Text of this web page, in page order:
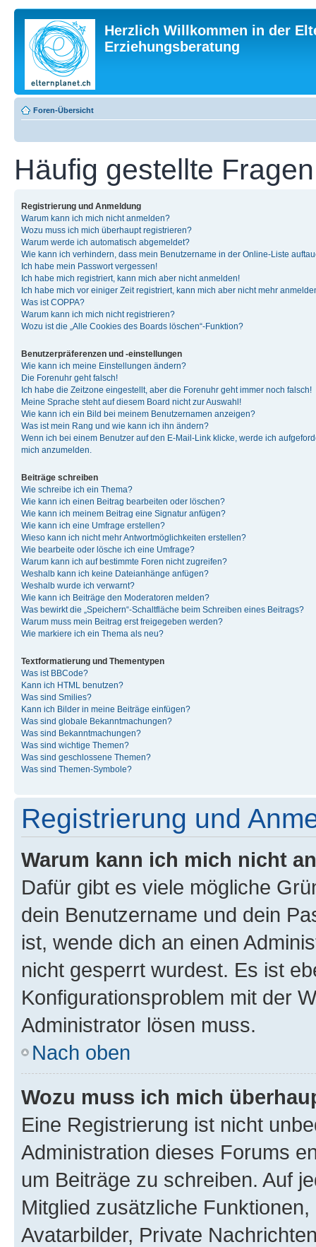
Herzlich Willkommen in der
Erziehungsberatung
Foren-Übersicht
Häufig gestellte Fragen
Registrierung und Anmeldung
Warum kann ich mich nicht anmelden?
Wozu muss ich mich überhaupt registrieren?
Warum werde ich automatisch abgemeldet?
Wie kann ich verhindern, dass mein Benutzername in der Online-Liste
Ich habe mein Passwort vergessen!
Ich habe mich registriert, kann mich aber nicht anmelden!
Ich habe mich vor einiger Zeit registriert, kann mich aber nicht mehr
Was ist COPPA?
Warum kann ich mich nicht registrieren?
Wozu ist die „Alle Cookies des Boards löschen“-Funktion?
Benutzerpräferenzen und -einstellungen
Wie kann ich meine Einstellungen ändern?
Die Forenuhr geht falsch!
Ich habe die Zeitzone eingestellt, aber die Forenuhr geht immer noch falsch!
Meine Sprache steht auf diesem Board nicht zur Auswahl!
Wie kann ich ein Bild bei meinem Benutzernamen anzeigen?
Was ist mein Rang und wie kann ich ihn ändern?
Wenn ich bei einem Benutzer auf den E-Mail-Link klicke, werde ich
mich anzumelden.
Beiträge schreiben
Wie schreibe ich ein Thema?
Wie kann ich einen Beitrag bearbeiten oder löschen?
Wie kann ich meinem Beitrag eine Signatur anfügen?
Wie kann ich eine Umfrage erstellen?
Wieso kann ich nicht mehr Antwortmöglichkeiten erstellen?
Wie bearbeite oder lösche ich eine Umfrage?
Warum kann ich auf bestimmte Foren nicht zugreifen?
Weshalb kann ich keine Dateianhänge anfügen?
Weshalb wurde ich verwarnt?
Wie kann ich Beiträge den Moderatoren melden?
Was bewirkt die „Speichern“-Schaltfläche beim Schreiben eines Beitrags?
Warum muss mein Beitrag erst freigegeben werden?
Wie markiere ich ein Thema als neu?
Textformatierung und Thementypen
Was ist BBCode?
Kann ich HTML benutzen?
Was sind Smilies?
Kann ich Bilder in meine Beiträge einfügen?
Was sind globale Bekanntmachungen?
Was sind Bekanntmachungen?
Was sind wichtige Themen?
Was sind geschlossene Themen?
Was sind Themen-Symbole?
Registrierung und
Warum kann ich mich nicht
Dafür gibt es viele mögliche
dein Benutzername und dein
ist, wende dich an einen
nicht gesperrt wurdest. Es ist
Konfigurationsproblem mit der
Administrator lösen muss.
Nach oben
Wozu muss ich mich
Eine Registrierung ist nicht
Administration dieses Forums
um Beiträge zu schreiben. Auf
Mitglied zusätzliche
Avatarbilder, Private